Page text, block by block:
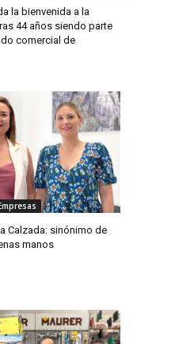
la bienvenida a la
44 años siendo parte
comercial de
Calzada: sinónimo de
manos